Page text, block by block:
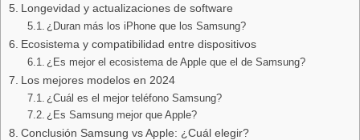
Longevidad y actualizaciones de software
¿Duran más los iPhone que los Samsung?
Ecosistema y compatibilidad entre dispositivos
¿Es mejor el ecosistema de Apple que el de Samsung?
Los mejores modelos en 2024
¿Cuál es el mejor teléfono Samsung?
¿Es Samsung mejor que Apple?
Conclusión Samsung vs Apple: ¿Cuál elegir?